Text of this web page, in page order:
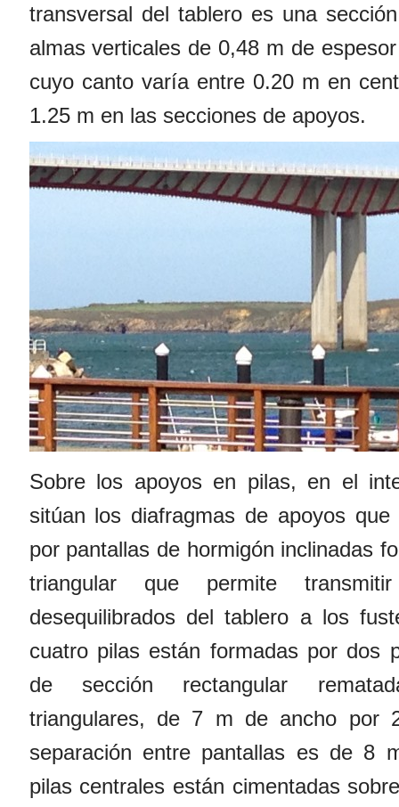
transversal del tablero es una
almas verticales de 0,48 m de
cuyo canto varía entre 0.20 m en
1.25 m en las secciones de apoyos.
Sobre los apoyos en pilas, en el
sitúan los diafragmas de apoyos que
por pantallas de hormigón inclinadas
triangular que permite
desequilibrados del tablero a los
cuatro pilas están formadas por dos
de sección rectangular
triangulares, de 7 m de ancho por
separación entre pantallas es de 8
pilas centrales están cimentadas